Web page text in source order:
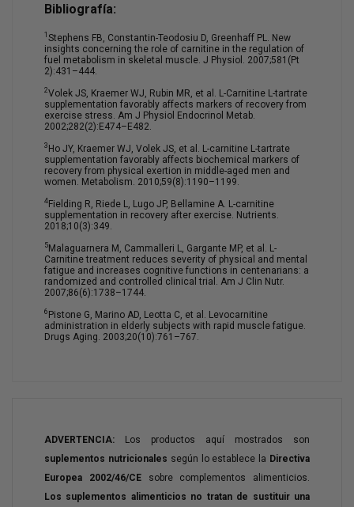
Bibliografía:
1 Stephens FB, Constantin-Teodosiu D, Greenhaff PL. New
insights concerning the role of carnitine in the regulation of
fuel metabolism in skeletal muscle. J Physiol. 2007;581(Pt
2):431–444.
2Volek JS, Kraemer WJ, Rubin MR, et al. L-Carnitine L-tartrate
supplementation favorably affects markers of recovery from
exercise stress. Am J Physiol Endocrinol Metab.
2002;282(2):E474–E482.
3 Ho JY, Kraemer WJ, Volek JS, et al. L-carnitine L-tartrate
supplementation favorably affects biochemical markers of
recovery from physical exertion in middle-aged men and
women. Metabolism. 2010;59(8):1190–1199.
4 Fielding R, Riede L, Lugo JP, Bellamine A. L-carnitine
supplementation in recovery after exercise. Nutrients.
2018;10(3):349.
5 Malaguarnera M, Cammalleri L, Gargante MP, et al. L-
Carnitine treatment reduces severity of physical and mental
fatigue and increases cognitive functions in centenarians: a
randomized and controlled clinical trial. Am J Clin Nutr.
2007;86(6):1738–1744.
6 Pistone G, Marino AD, Leotta C, et al. Levocarnitine
administration in elderly subjects with rapid muscle fatigue.
Drugs Aging. 2003;20(10):761–767.
ADVERTENCIA: Los productos aquí mostrados son
suplementos nutricionales según lo establece la Directiva
Europea 2002/46/CEsobre complementos alimenticios.
Los suplementos alimenticios no tratan de sustituir una